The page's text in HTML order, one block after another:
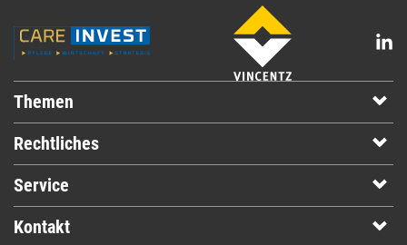
Themen
Rechtliches
Service
Kontakt